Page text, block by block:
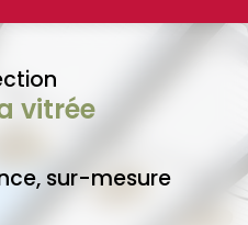
vitrée
sur-mesure